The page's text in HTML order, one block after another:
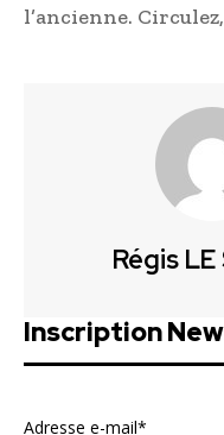
l’ancienne.
Régis LE
Inscription
Adresse e-mail*